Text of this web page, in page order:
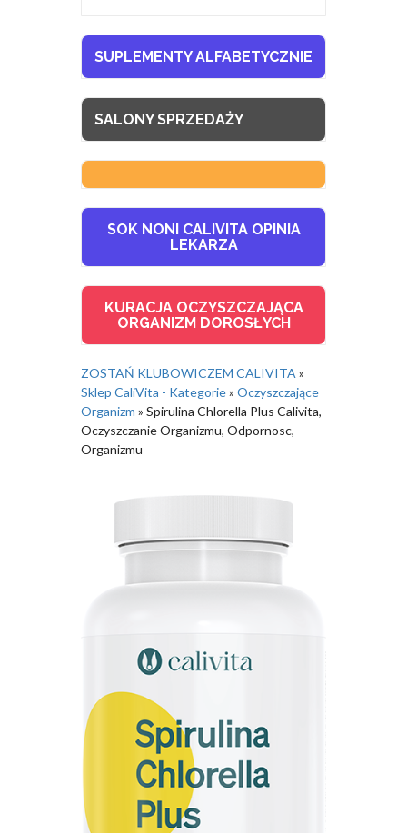
SUPLEMENTY ALFABETYCZNIE
SALONY SPRZEDAŻY
SOK NONI CALIVITA OPINIA
LEKARZA
KURACJA OCZYSZCZAJĄCA
ORGANIZM DOROSŁYCH
ZOSTAŃ KLUBOWICZEM CALIVITA »
Sklep CaliVita - Kategorie» Oczyszczające
Organizm » Spirulina Chlorella Plus Calivita,
Oczyszczanie Organizmu, Odpornosc,
Organizmu